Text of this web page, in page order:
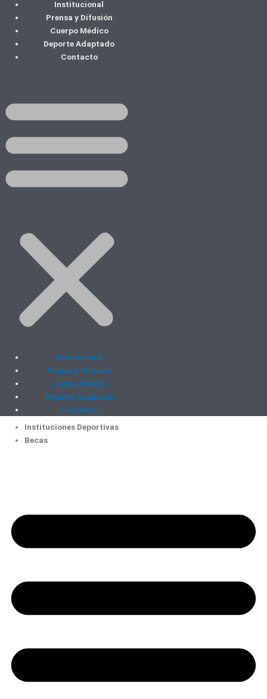
contenido
Institucional
Prensa y Difusión
Cuerpo Médico
Deporte Adaptado
Contacto
Institucional
Prensa y Difusión
Cuerpo Médico
Deporte Adaptado
Contacto
Instituciones Deportivas
Becas